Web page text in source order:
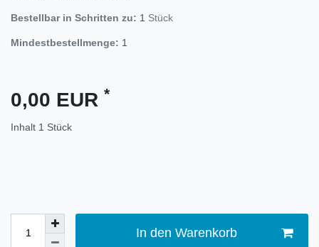
Bestellbar in Schritten zu: 1 Stück
Mindestbestellmenge: 1
0,00 EUR *
Inhalt 1 Stück
In den Warenkorb